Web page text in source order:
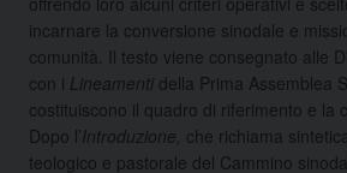
incarnare la conversione sinodale e
comunità. Il testo viene consegnato alle
con i Lineamenti della Prima Assemblea
costituiscono il quadro di riferimento e la
Dopo l’Introduzione, che richiama
teologico e pastorale del Cammino